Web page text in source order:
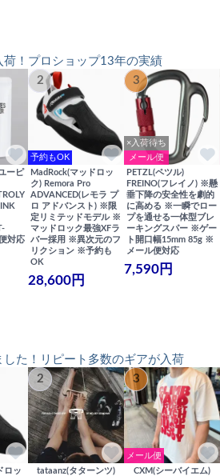
荷！プロショップ13年の実績
ーピ
対応
2
予約もOK
MadRock(マッドロッ
ク) Remora Pro
ADVANCED(レモラ プ
ロ アドバンスト) ※限
定リミテッドモデル ※
マッドロック最強XFラ
バー採用 ※異次元のフ
リクション ※予約も
OK
28,600円
3
×入荷待ち
メール便
PETZL(ペツル)
FREINO(フレイノ) ※懸
垂下降の安全性を劇的
に高める ※一瞬でロー
プを通せる一体型ブレ
ーキングスパー ※ゲー
ト開口幅15mm 85g ※
メール便対応
7,590円
した！リピート多数のギアが入荷
ロッ
2
tataanz(タターンツ)
3
メール便
CXM(シーバイエム)